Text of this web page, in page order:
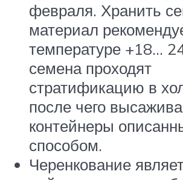
февраля. Хранить
материал
температуре +18…
семена проходят
стратификацию в
после чего
контейнеры
способом.
Черенкование